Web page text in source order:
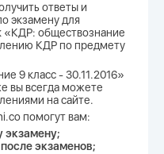
ответы и
экзамену для
«КДР: обществознание
КДР по предмету
9 класс - 30.11.2016»
вы всегда можете
на сайте.
помогут вам:
экзамену;
экзаменов;